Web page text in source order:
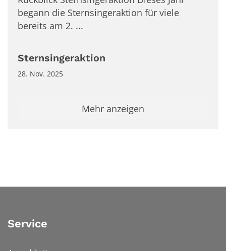
begann die Sternsingeraktion für viele
bereits am 2. ...
Sternsingeraktion
28. Nov. 2025
Mehr anzeigen
Service